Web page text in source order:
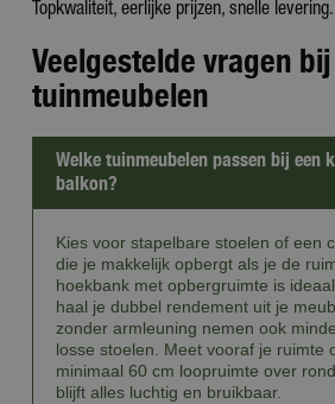
Topkwaliteit, eerlijke prijzen, snelle
Veelgestelde vragen bij
tuinmeubelen
Welke tuinmeubelen passen bij een
balkon?
Kies voor stapelbare stoelen of een
die je makkelijk opbergt als je de
hoekbank met opbergruimte is
haal je dubbel rendement uit je
zonder armleuning nemen ook
losse stoelen. Meet vooraf je ruimte
minimaal 60 cm loopruimte over
blijft alles luchtig en bruikbaar.